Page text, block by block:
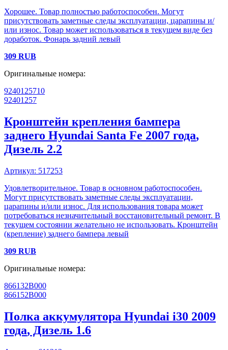
Хорошее. Товар полностью работоспособен. Могут
присутствовать заметные следы эксплуатации, царапины и/
или износ. Товар может использоваться в текущем виде без
доработок. Фонарь задний левый
309 RUB
Оригинальные номера:
9240125710
92401257
Кронштейн крепления бампера
заднего Hyundai Santa Fe 2007 года,
Дизель 2.2
Артикул: 517253
Удовлетворительное. Товар в основном работоспособен.
Могут присутствовать заметные следы эксплуатации,
царапины и/или износ. Для использования товара может
потребоваться незначительный восстановительный ремонт. В
текущем состоянии желательно не использовать. Кронштейн
(крепление) заднего бампера левый
309 RUB
Оригинальные номера:
866132B000
866152B000
Полка аккумулятора Hyundai i30 2009
года, Дизель 1.6